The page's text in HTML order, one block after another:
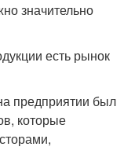
значительно
есть рынок
предприятии был
которые